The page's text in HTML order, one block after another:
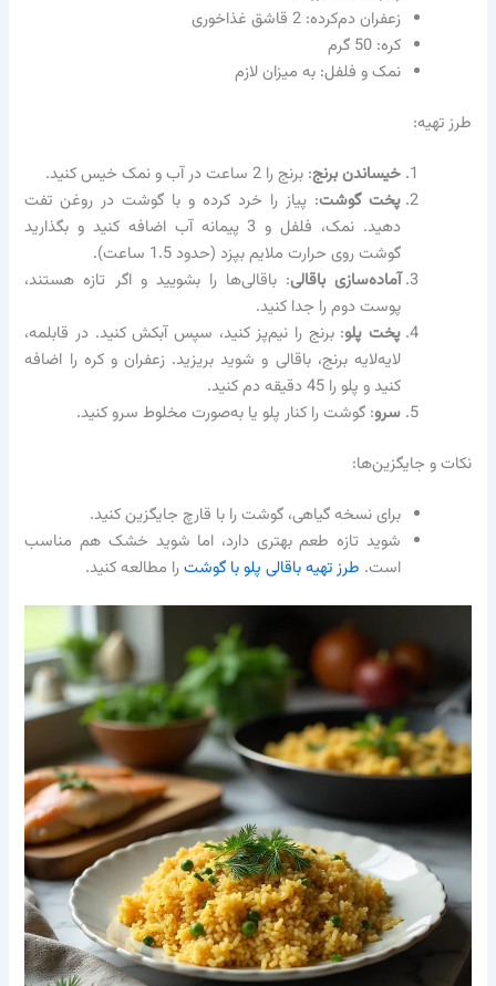
زعفران دم‌کرده: 2 قاشق غذاخوری
کره: 50 گرم
نمک و فلفل: به میزان لازم
طرز تهیه:
خیساندن برنج: برنج را 2 ساعت در آب و نمک خیس کنید.
پخت گوشت: پیاز را خرد کرده و با گوشت در روغن تفت
دهید. نمک، فلفل و 3 پیمانه آب اضافه کنید و بگذارید
گوشت روی حرارت ملایم بپزد (حدود 1.5 ساعت).
آماده‌سازی باقالی: باقالی‌ها را بشویید و اگر تازه هستند،
پوست دوم را جدا کنید.
پخت پلو: برنج را نیم‌پز کنید، سپس آبکش کنید. در قابلمه،
لایه‌لایه برنج، باقالی و شوید بریزید. زعفران و کره را اضافه
کنید و پلو را 45 دقیقه دم کنید.
سرو: گوشت را کنار پلو یا به‌صورت مخلوط سرو کنید.
نکات و جایگزین‌ها:
برای نسخه گیاهی، گوشت را با قارچ جایگزین کنید.
شوید تازه طعم بهتری دارد، اما شوید خشک هم مناسب
است. طرز تهیه باقالی پلو با گوشترا مطالعه کنید.